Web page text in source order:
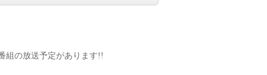
組の放送予定があります!!